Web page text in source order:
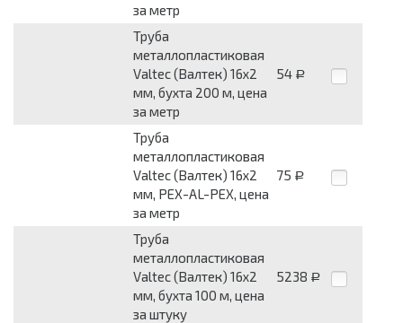
за метр
Труба
металлопластиковая
Valtec (Валтек) 16x2
мм, бухта 200 м, цена
за метр
54 Р
Труба
металлопластиковая
Valtec (Валтек) 16x2
мм, PEX-AL-PEX, цена
за метр
75 Р
Труба
металлопластиковая
Valtec (Валтек) 16x2
мм, бухта 100 м, цена
за штуку
5238 Р